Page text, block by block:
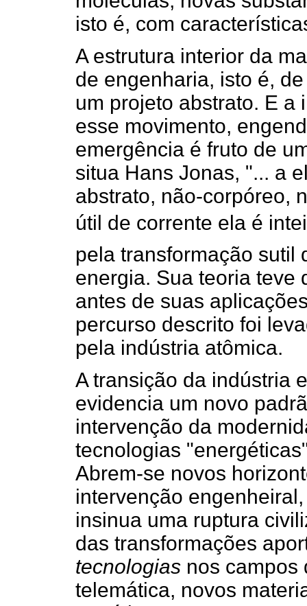
isto é, com
A estrutura interior da
de engenharia, isto é,
um projeto abstrato. E a
esse movimento,
emergência é fruto de
situa Hans Jonas, "... a
abstrato, não-corpóreo,
útil de corrente ela é
pela transformação sutil
energia. Sua teoria teve
antes de suas
percurso descrito foi
pela indústria atômica.
A transição da indústria
evidencia um novo
intervenção da
tecnologias
Abrem-se novos
intervenção
insinua uma ruptura
das transformações
tecnologias nos campos
telemática, novos